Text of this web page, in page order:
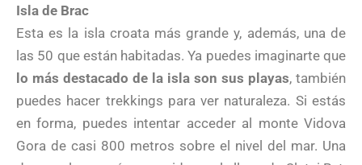
Isla de Brac
Esta es la isla croata más grande y, además, una de
las 50 que están habitadas. Ya puedes imaginarte que
lo más destacado de la isla son sus playas, también
puedes hacer trekkings para ver naturaleza. Si estás
en forma, puedes intentar acceder al monte Vidova
Gora de casi 800 metros sobre el nivel del mar. Una